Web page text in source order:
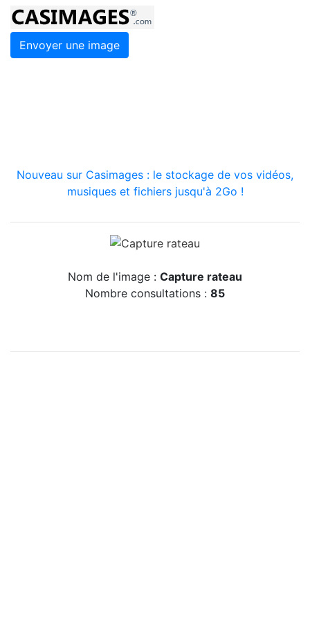
Envoyer une image
Nouveau sur Casimages : le stockage de vos vidéos,
musiques et fichiers jusqu'à 2Go !
Nom de l'image : Capture rateau
Nombre consultations : 85